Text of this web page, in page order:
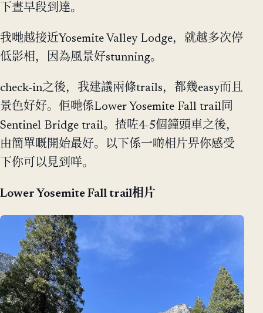
下晝早段到達。
我哋越接近Yosemite Valley Lodge，就越多次停
低影相，因為風景好stunning。
check-in之後，我建議兩條trails，都幾easy而且
景色好好。佢哋係Lower Yosemite Fall trail同
Sentinel Bridge trail。揸咗4-5個鐘頭車之後，
由簡單嘅開始最好。以下係一啲相片畀你感受
下你可以見到咩。
Lower Yosemite Fall trail相片